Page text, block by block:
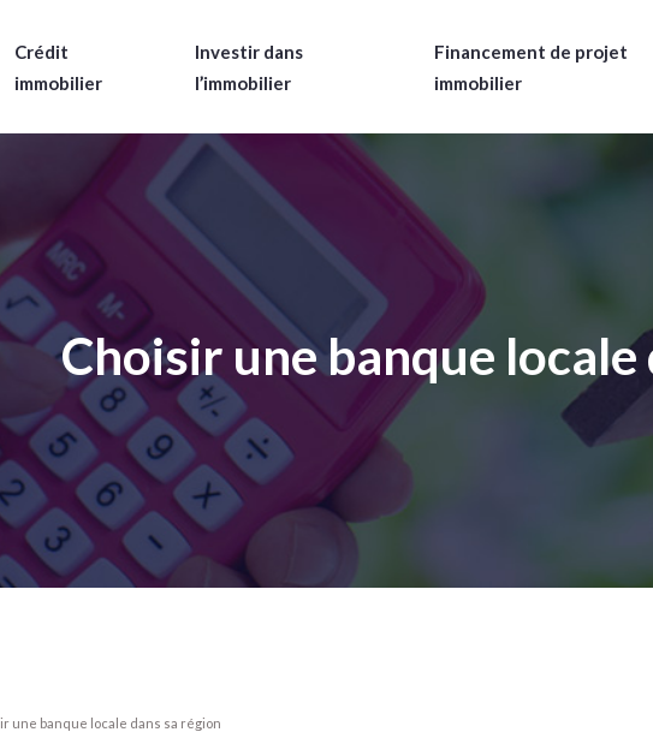
Crédit
immobilier
Investir dans
l’immobilier
Financement de projet
immobilier
Choisir une banque locale
une banque locale dans sa région